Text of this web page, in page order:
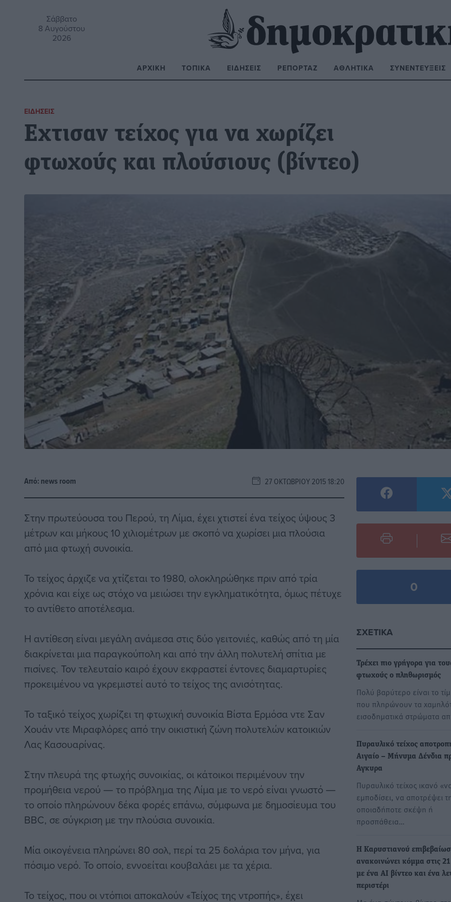
Σάββατο
8 Αυγούστου
2026
ΑΡΧΙΚΉ ΤΟΠΙΚΆ ΕΙΔΉΣΕΙΣ ΡΕΠΟΡΤΆΖ ΑΘΛΗΤΙΚΆ ΣΥΝΕΝΤΕΎΞΕΙΣ
ΕΙΔΉΣΕΙΣ
Εχτισαν τείχος για να χωρίζει
φτωχούς και πλούσιους (βίντεο)
Από: news room 27 ΟΚΤΩΒΡΊΟΥ 2015 18:20
Στην πρωτεύουσα του Περού, τη Λίμα, έχει χτιστεί ένα τείχος ύψους 3
μέτρων και μήκους 10 χιλιομέτρων με σκοπό να χωρίσει μια πλούσια
από μια φτωχή συνοικία.
Το τείχος άρχιζε να χτίζεται το 1980, ολοκληρώθηκε πριν από τρία
χρόνια και είχε ως στόχο να μειώσει την εγκληματικότητα, όμως πέτυχε
το αντίθετο αποτέλεσμα.
Η αντίθεση είναι μεγάλη ανάμεσα στις δύο γειτονιές, καθώς από τη μία
διακρίνεται μια παραγκούπολη και από την άλλη πολυτελή σπίτια με
πισίνες. Τον τελευταίο καιρό έχουν εκφραστεί έντονες διαμαρτυρίες
προκειμένου να γκρεμιστεί αυτό το τείχος της ανισότητας.
To ταξικό τείχος χωρίζει τη φτωχική συνοικία Βίστα Ερμόσα ντε Σαν
Χουάν ντε Μιραφλόρες από την οικιστική ζώνη πολυτελών κατοικιών
Λας Κασουαρίνας.
Στην πλευρά της φτωχής συνοικίας, οι κάτοικοι περιμένουν την
προμήθεια νερού ― το πρόβλημα της Λίμα με το νερό είναι γνωστό ―
το οποίο πληρώνουν δέκα φορές επάνω, σύμφωνα με δημοσίευμα του
BBC, σε σύγκριση με την πλούσια συνοικία.
Μία οικογένεια πληρώνει 80 σολ, περί τα 25 δολάρια τον μήνα, για
πόσιμο νερό. Το οποίο, εννοείται κουβαλάει με τα χέρια.
Το τείχος, που οι ντόπιοι αποκαλούν «Τείχος της ντροπής», έχει
0
ΣΧΕΤΙΚΆ
Τρέχει πιο γρήγορα για
φτωχούς ο πληθωρισμός
Πολύ βαρύτερο είναι το
που πληρώνουν τα
εισοδηματικά στρώματα
Πυραυλικό τείχος
Αιγαίο – Μήνυμα Δένδια
Αγκυρα
Πυραυλικό τείχος ικανό
εμποδίσει, να αποτρέψει
οποιαδήποτε σκέψη ή
προσπάθεια…
Η Καρυστιανού
ανακοινώνει κόμμα στις
με ένα AI βίντεο και ένα
περιστέρι